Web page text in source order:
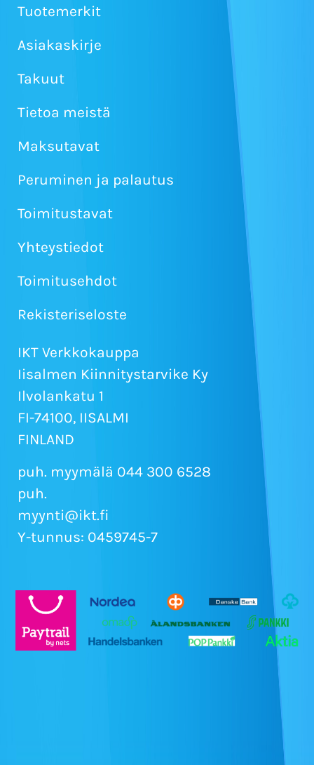
Tuotemerkit
Asiakaskirje
Takuut
Tietoa meistä
Maksutavat
Peruminen ja palautus
Toimitustavat
Yhteystiedot
Toimitusehdot
Rekisteriseloste
IKT Verkkokauppa
Iisalmen Kiinnitystarvike Ky
Ilvolankatu 1
FI-74100, IISALMI
FINLAND
puh. myymälä 044 300 6528
puh.
myynti@ikt.fi
Y-tunnus: 0459745-7